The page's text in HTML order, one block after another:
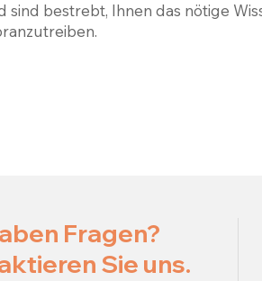
sind bestrebt, Ihnen das nötige
Fragen?
Sie uns.